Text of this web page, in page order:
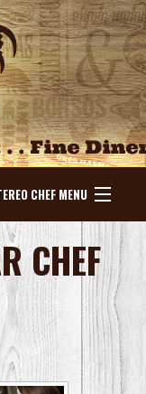
CHEF MENU
CHEF